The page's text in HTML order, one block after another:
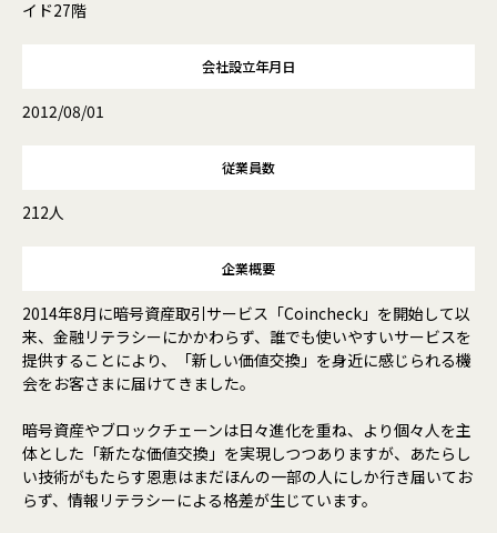
イド27階
会社設立年月日
2012/08/01
従業員数
212人
企業概要
2014年8月に暗号資産取引サービス「Coincheck」を開始して以
来、金融リテラシーにかかわらず、誰でも使いやすいサービスを
提供することにより、「新しい価値交換」を身近に感じられる機
会をお客さまに届けてきました。
暗号資産やブロックチェーンは日々進化を重ね、より個々人を主
体とした「新たな価値交換」を実現しつつありますが、あたらし
い技術がもたらす恩恵はまだほんの一部の人にしか行き届いてお
らず、情報リテラシーによる格差が生じています。